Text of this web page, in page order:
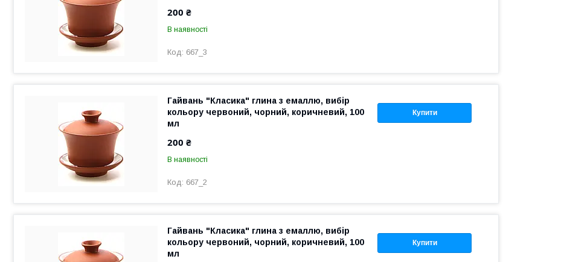
200 ₴
В наявності
667_3
Купити
Гайвань "Класика" глина з емаллю, вибір
кольору червоний, чорний, коричневий, 100
мл
200 ₴
В наявності
667_2
Купити
Гайвань "Класика" глина з емаллю, вибір
кольору червоний, чорний, коричневий, 100
мл